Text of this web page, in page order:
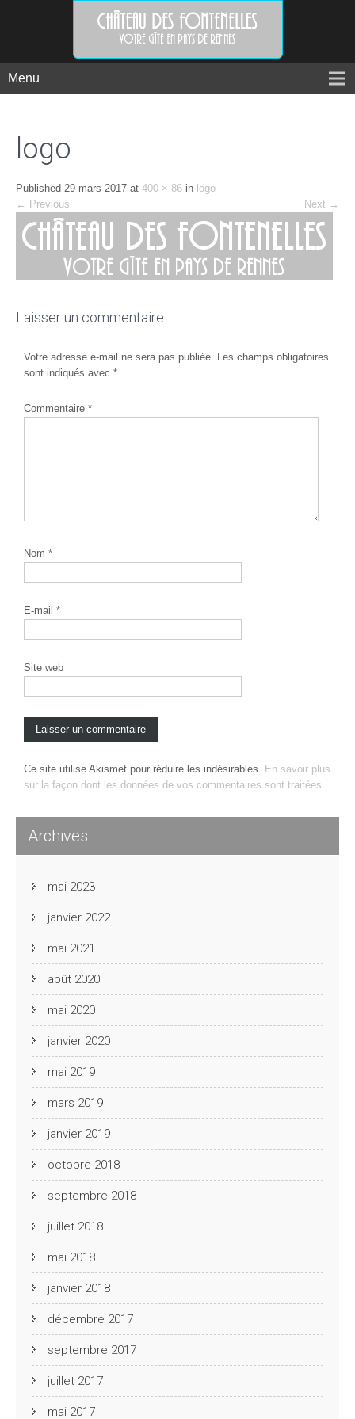
Menu
logo
Published 29 mars 2017 at 400 × 86 in logo
← Previous Next →
Laisser un commentaire
Votre adresse e-mail ne sera pas publiée. Les champs obligatoires
sont indiqués avec *
Commentaire *
Nom *
E-mail *
Site web
Ce site utilise Akismet pour réduire les indésirables. En savoir plus
sur la façon dont les données de vos commentaires sont traitées.
Archives
mai 2023
janvier 2022
mai 2021
août 2020
mai 2020
janvier 2020
mai 2019
mars 2019
janvier 2019
octobre 2018
septembre 2018
juillet 2018
mai 2018
janvier 2018
décembre 2017
septembre 2017
juillet 2017
mai 2017